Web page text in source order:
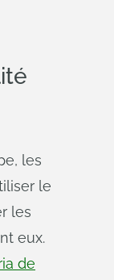
les
le
les
eux.
de